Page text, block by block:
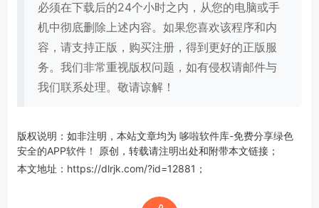
必须在下载后的24个小时之内，从您的电脑或手
机中彻底删除上述内容。如果您喜欢该程序和内
容，请支持正版，购买注册，得到更好的正版服
务。我们非常重视版权问题，如有侵权请邮件与
我们联系处理。敬请谅解！
版权说明：如非注明，本站文章均为哆啦软件库-免费分享绿色
安全的APP软件！
原创，转载请注明出处和附带本文链接；
本文地址： https://dlrjk.com/?id=12881 ；